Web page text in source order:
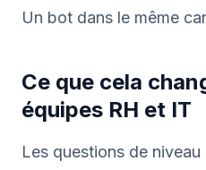
Un bot dans le même
Ce que cela
équipes RH et IT
Les questions de